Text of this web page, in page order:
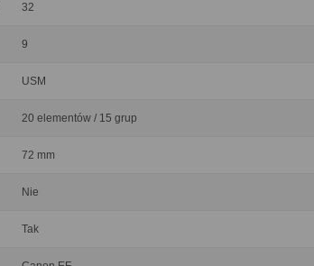
32
9
USM
20 elementów / 15 grup
72 mm
Nie
Tak